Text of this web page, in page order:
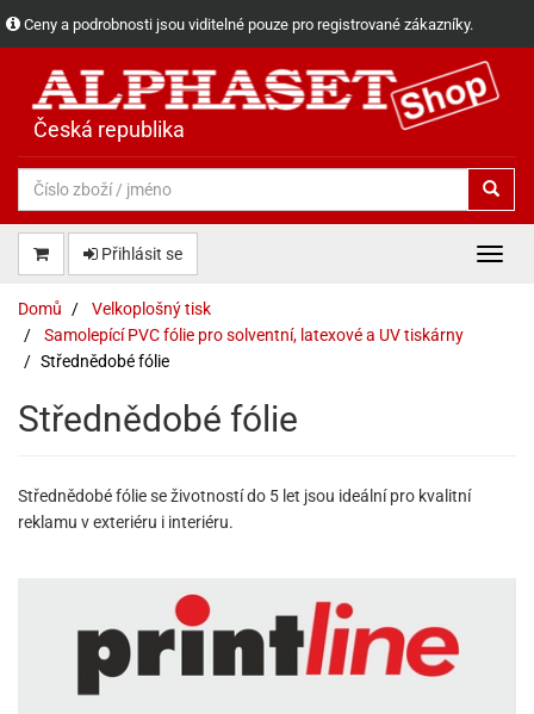
Ceny a podrobnosti jsou viditelné pouze pro registrované zákazníky.
Česká republika
Přihlásit se
Domů
Velkoplošný tisk
Samolepící PVC fólie pro solventní, latexové a UV tiskárny
Střednědobé fólie
Střednědobé fólie
Střednědobé fólie se životností do 5 let jsou ideální pro kvalitní
reklamu v exteriéru i interiéru.